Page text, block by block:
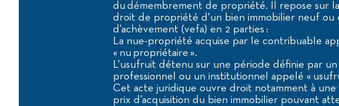
du démembrement de propriété. Il repose sur
droit de propriété d’un bien immobilier neuf
d’achèvement (vefa) en 2 parties :
La nue-propriété acquise par le contribuable
« nu propriétaire ».
L’usufruit détenu sur une période définie par
professionnel ou un institutionnel appelé «
Cet acte juridique ouvre droit notamment à
prix d’acquisition du bien immobilier pouvant